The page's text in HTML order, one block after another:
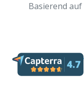
Basierend